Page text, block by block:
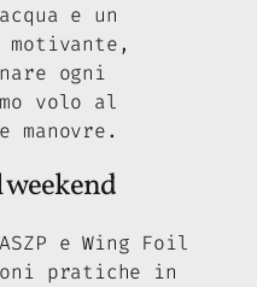
e un
ogni
volo al
manovre.
e Wing Foil
pratiche in